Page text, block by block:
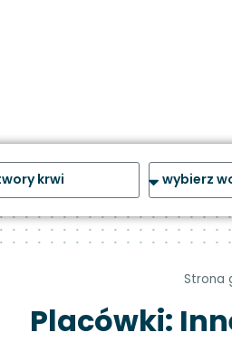
Strona
Placówki: